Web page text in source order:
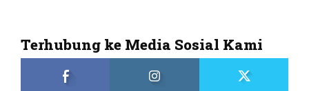
Terhubung ke Media Sosial Kami